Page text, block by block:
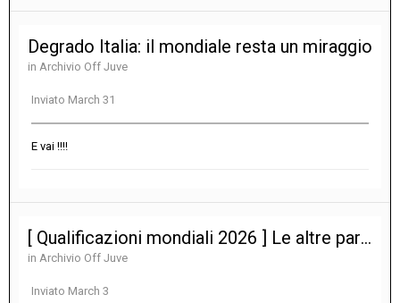
Degrado Italia: il mondiale resta un miraggio
in Archivio Off Juve
Inviato March 31
E vai !!!!
[ Qualificazioni mondiali 2026 ] Le altre partite
in Archivio Off Juve
Inviato March 3